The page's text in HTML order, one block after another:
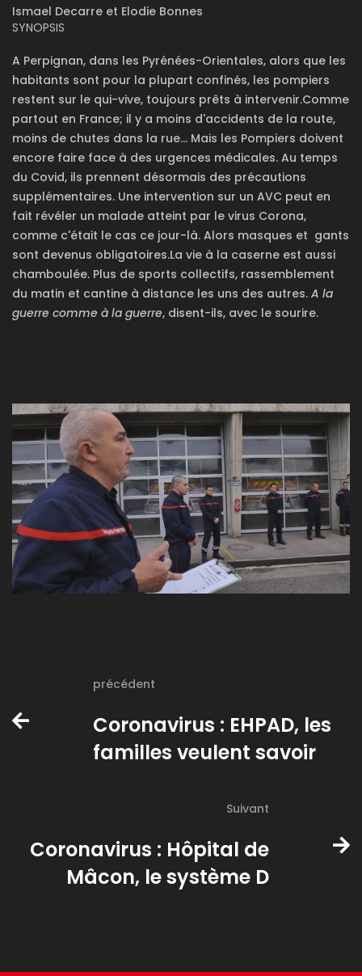
Ismael Decarre et Elodie Bonnes
SYNOPSIS
A Perpignan, dans les Pyrénées-Orientales, alors que les
habitants sont pour la plupart confinés, les pompiers
restent sur le qui-vive, toujours prêts à intervenir.Comme
partout en France; il y a moins d'accidents de la route,
moins de chutes dans la rue... Mais les Pompiers doivent
encore faire face à des urgences médicales. Au temps
du Covid, ils prennent désormais des précautions
supplémentaires. Une intervention sur un AVC peut en
fait révéler un malade atteint par le virus Corona,
comme c'était le cas ce jour-là. Alors masques et gants
sont devenus obligatoires.La vie à la caserne est aussi
chamboulée. Plus de sports collectifs, rassemblement
du matin et cantine à distance les uns des autres. A la
guerre comme à la guerre, disent-ils, avec le sourire.
précédent
Coronavirus : EHPAD, les
familles veulent savoir
Suivant
Coronavirus : Hôpital de
Mâcon, le système D